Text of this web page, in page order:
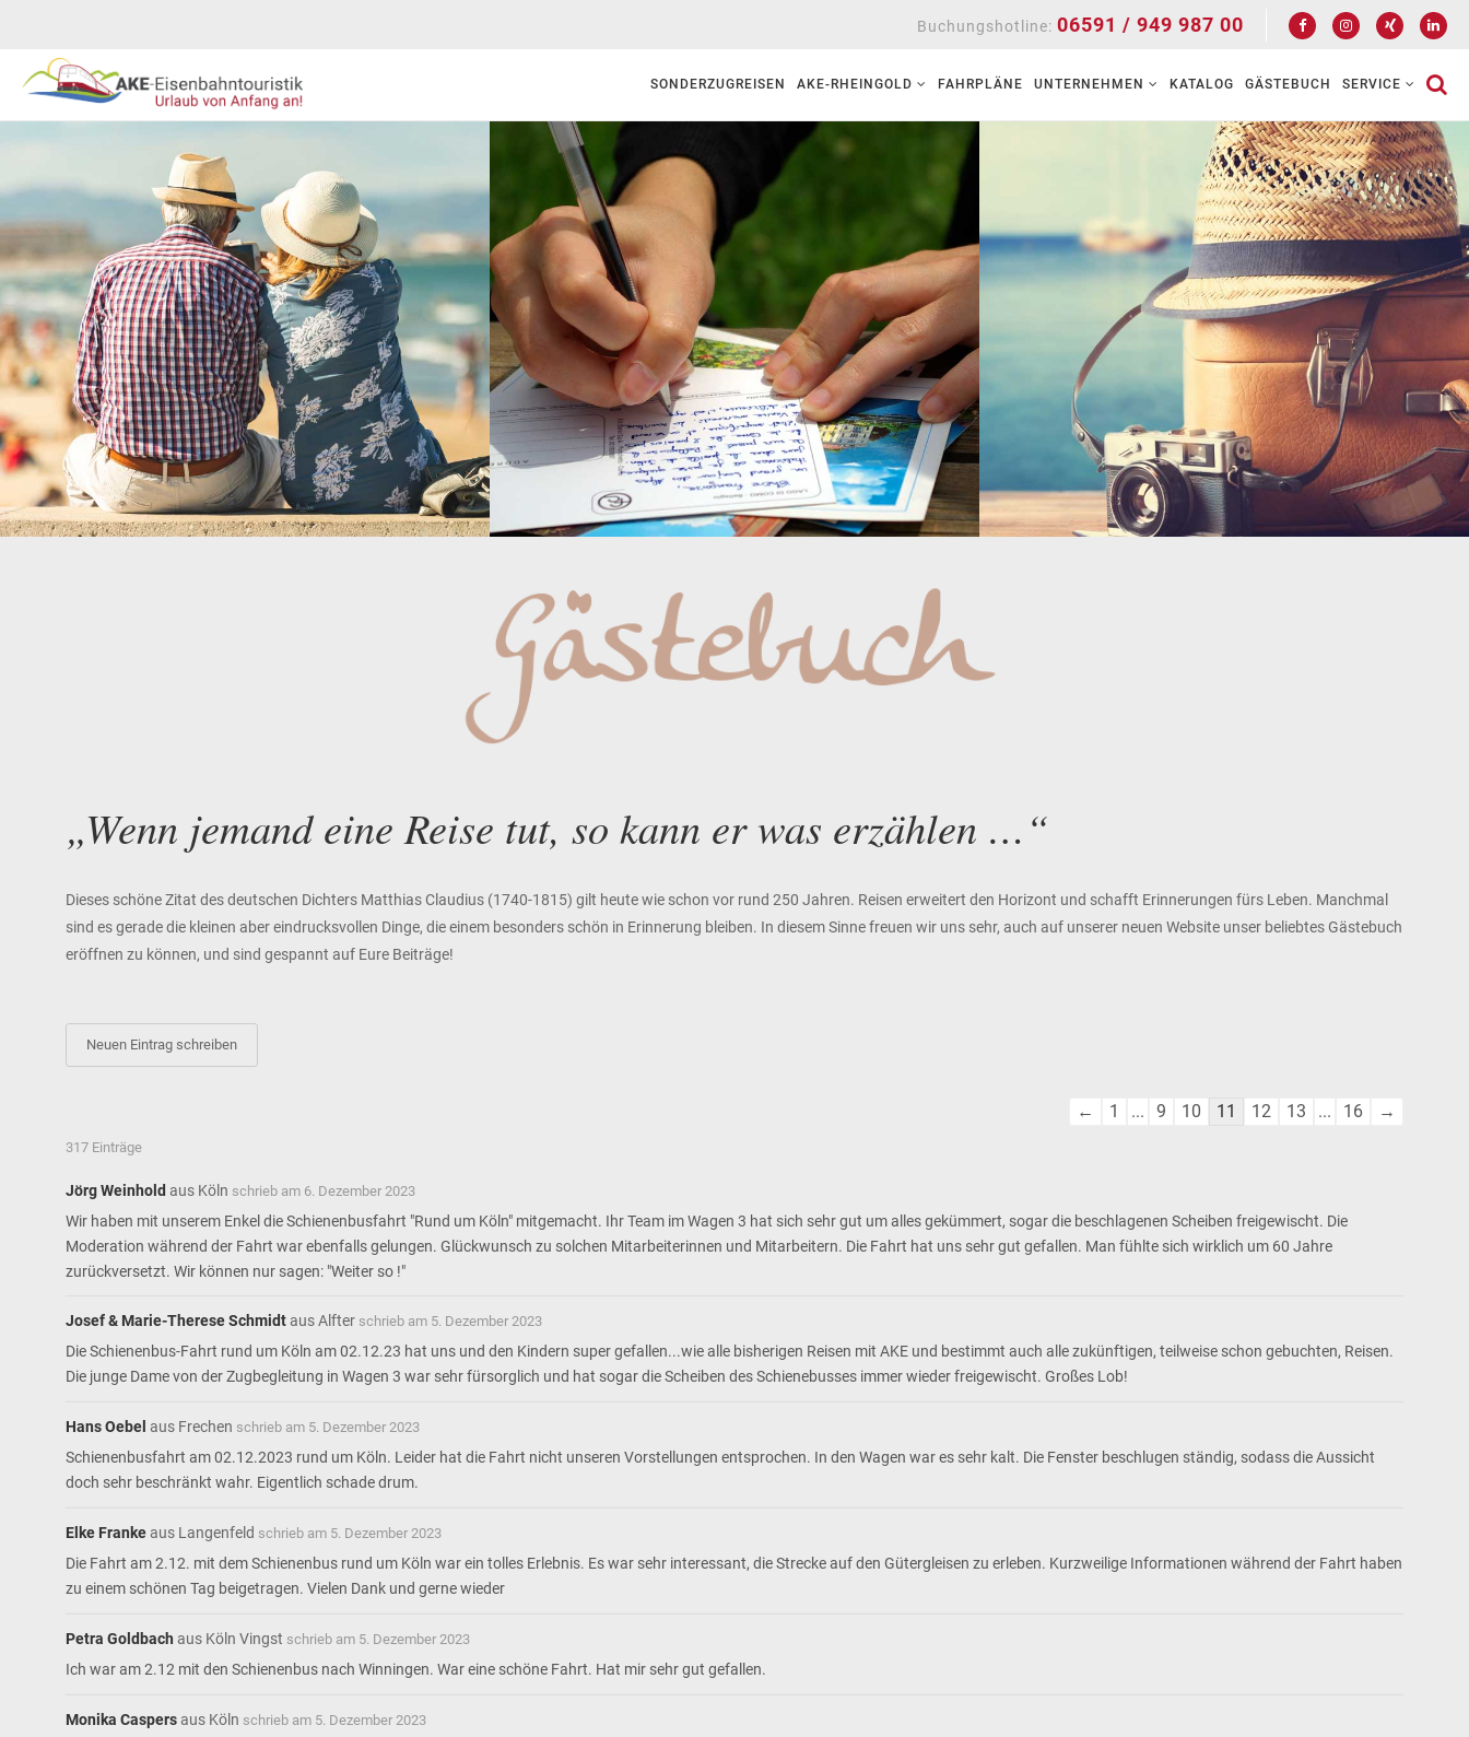
Buchungshotline: 06591 / 949 987 00
SONDERZUGREISEN AKE-RHEINGOLD FAHRPLÄNE UNTERNEHMEN KATALOG GÄSTEBUCH SERVICE
„Wenn jemand eine Reise tut, so kann er was erzählen …“
Dieses schöne Zitat des deutschen Dichters Matthias Claudius (1740-1815) gilt heute wie schon vor rund 250 Jahren. Reisen erweitert den Horizont und schafft Erinnerungen fürs Leben. Manchmal
sind es gerade die kleinen aber eindrucksvollen Dinge, die einem besonders schön in Erinnerung bleiben. In diesem Sinne freuen wir uns sehr, auch auf unserer neuen Website unser beliebtes Gästebuch
eröffnen zu können, und sind gespannt auf Eure Beiträge!
Navigation
← 1 ... 9 10 11 12 13 ... 16 →
317 Einträge
Jörg Weinhold aus Köln schrieb am 6. Dezember 2023
Wir haben mit unserem Enkel die Schienenbusfahrt "Rund um Köln" mitgemacht. Ihr Team im Wagen 3 hat sich sehr gut um alles gekümmert, sogar die beschlagenen Scheiben freigewischt. Die
Moderation während der Fahrt war ebenfalls gelungen. Glückwunsch zu solchen Mitarbeiterinnen und Mitarbeitern. Die Fahrt hat uns sehr gut gefallen. Man fühlte sich wirklich um 60 Jahre
zurückversetzt. Wir können nur sagen: "Weiter so !"
Josef & Marie-Therese SchmidtausAlfter schrieb am 5. Dezember 2023
Die Schienenbus-Fahrt rund um Köln am 02.12.23 hat uns und den Kindern super gefallen...wie alle bisherigen Reisen mit AKE und bestimmt auch alle zukünftigen, teilweise schon gebuchten, Reisen.
Die junge Dame von der Zugbegleitung in Wagen 3 war sehr fürsorglich und hat sogar die Scheiben des Schienebusses immer wieder freigewischt. Großes Lob!
Hans Oebel aus Frechen schrieb am 5. Dezember 2023
Schienenbusfahrt am 02.12.2023 rund um Köln. Leider hat die Fahrt nicht unseren Vorstellungen entsprochen. In den Wagen war es sehr kalt. Die Fenster beschlugen ständig, sodass die Aussicht
doch sehr beschränkt wahr. Eigentlich schade drum.
Elke Frankeaus Langenfeld schrieb am 5. Dezember 2023
Die Fahrt am 2.12. mit dem Schienenbus rund um Köln war ein tolles Erlebnis. Es war sehr interessant, die Strecke auf den Gütergleisen zu erleben. Kurzweilige Informationen während der Fahrt haben
zu einem schönen Tag beigetragen. Vielen Dank und gerne wieder
Petra Goldbach aus Köln Vingst schrieb am 5. Dezember 2023
Ich war am 2.12 mit den Schienenbus nach Winningen. War eine schöne Fahrt. Hat mir sehr gut gefallen.
Monika Caspersaus Köln schrieb am 5. Dezember 2023